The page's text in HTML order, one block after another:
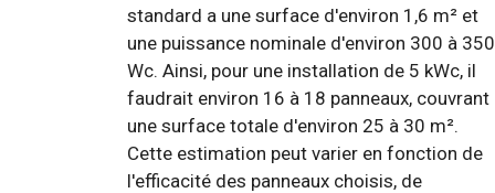
standard a une surface d'environ 1,6 m² et
une puissance nominale d'environ 300 à 350
Wc. Ainsi, pour une installation de 5 kWc, il
faudrait environ 16 à 18 panneaux, couvrant
une surface totale d'environ 25 à 30 m².
Cette estimation peut varier en fonction de
l'efficacité des panneaux choisis, de